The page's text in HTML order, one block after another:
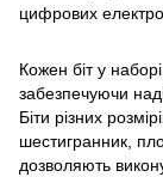
цифрових
Кожен біт у
забезпечуючи
Біти різних
шестигранник,
дозволяють